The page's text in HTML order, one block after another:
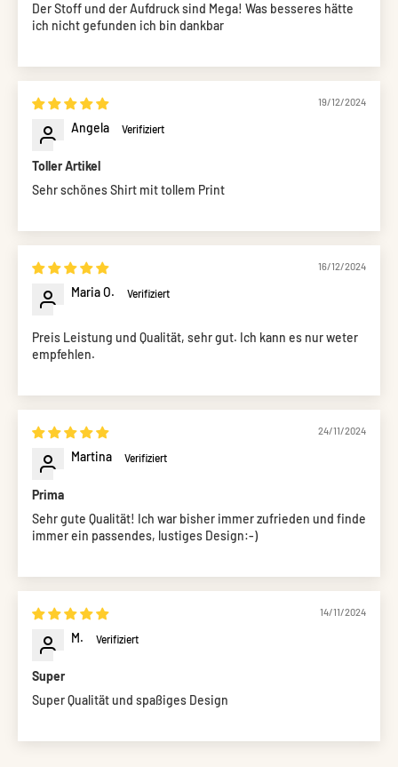
Der Stoff und der Aufdruck sind Mega! Was besseres hätte
ich nicht gefunden ich bin dankbar
19/12/2024
Angela
Toller Artikel
Sehr schönes Shirt mit tollem Print
16/12/2024
Maria O.
Preis Leistung und Qualität, sehr gut. Ich kann es nur weter
empfehlen.
24/11/2024
Martina
Prima
Sehr gute Qualität! Ich war bisher immer zufrieden und finde
immer ein passendes, lustiges Design:-)
14/11/2024
M.
Super
Super Qualität und spaßiges Design